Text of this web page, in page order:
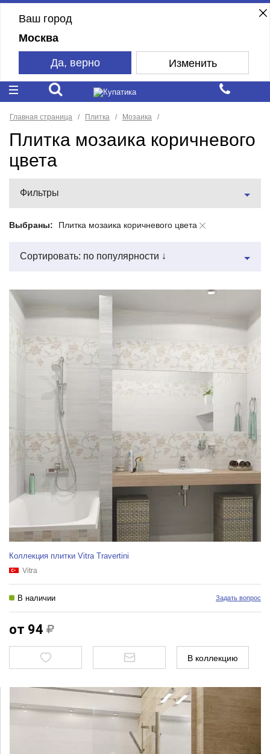
Ваш город
Москва
Да, верно Изменить
Главная страница Плитка Мозаика
Плитка мозаика коричневого
цвета
Фильтры
Выбраны: Плитка мозаика коричневого цвета
Сортировать: по популярности ↓
Коллекция плитки Vitra Travertini
Vitra
В наличии Задать вопрос
от 94
В коллекцию